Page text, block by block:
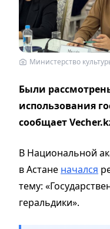
Министерство
Были
использования
сообщает
В Национальной
в Астане начался
тему:
геральдики».